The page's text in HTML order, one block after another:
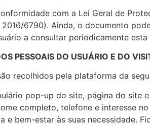
com a Lei Geral de
6790). Ainda, o documento
a consultar periodicamente esta
PESSOAIS DO USUÁRIO E DO
recolhidos pela plataforma da
pop-up do site, página do site
completo, telefone e interesse
e bem-estar às suas necessidade.